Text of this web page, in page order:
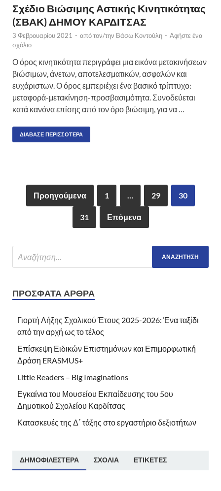
Σχέδιο Βιώσιμης Αστικής Κινητικότητας
(ΣΒΑΚ) ΔΗΜΟΥ ΚΑΡΔΙΤΣΑΣ
3 Φεβρουαρίου 2021 - από τον/την Βάσω Κοντούλη - Αφήστε ένα
σχόλιο
Ο όρος κινητικότητα περιγράφει μια εικόνα μετακινήσεων
βιώσιμων, άνετων, αποτελεσματικών, ασφαλών και
ευχάριστων. Ο όρος εμπεριέχει ένα βασικό τρίπτυχο:
μεταφορά-μετακίνηση-προσβασιμότητα. Συνοδεύεται
κατά κανόνα επίσης από τον όρο βιώσιμη, για να …
ΔΙΆΒΑΣΕ ΠΕΡΙΣΣΌΤΕΡΑ
Προηγούμενα 1 … 29 30
31 Επόμενα
ΠΡΌΣΦΑΤΑ ΆΡΘΡΑ
Γιορτή Λήξης Σχολικού Έτους 2025-2026: Ένα ταξίδι
από την αρχή ως το τέλος
Επίσκεψη Ειδικών Επιστημόνων και Επιμορφωτική
Δράση ERASMUS+
Little Readers – Big Imaginations
Εγκαίνια του Μουσείου Εκπαίδευσης του 5ου
Δημοτικού Σχολείου Καρδίτσας
Κατασκευές της Δ΄ τάξης στο εργαστήριο δεξιοτήτων
ΔΗΜΟΦΙΛΈΣΤΕΡΑ ΣΧΌΛΙΑ ΕΤΙΚΈΤΕΣ